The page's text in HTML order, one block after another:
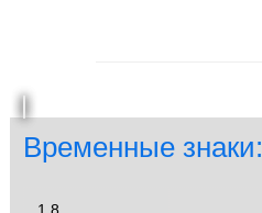
Временные знаки: